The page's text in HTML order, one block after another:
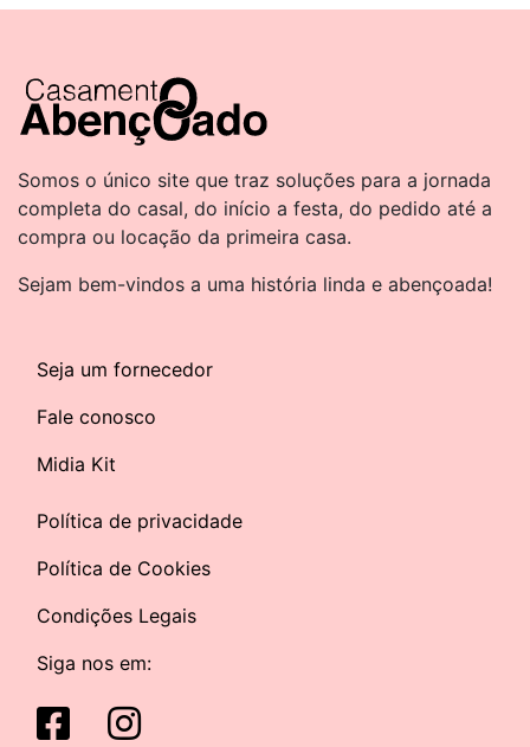
Somos o único site que traz soluções para a jornada
completa do casal, do início a festa, do pedido até a
compra ou locação da primeira casa.
Sejam bem-vindos a uma história linda e abençoada!
Seja um fornecedor
Fale conosco
Midia Kit
Política de privacidade
Política de Cookies
Condições Legais
Siga nos em: